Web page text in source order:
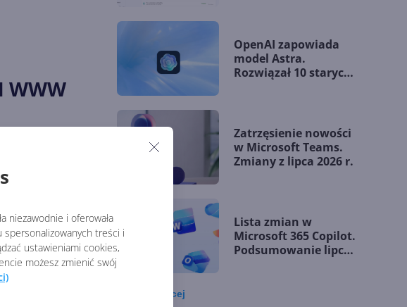
niezawodnie i oferowała
spersonalizowanych treści i
ustawieniami cookies,
możesz zmienić swój
WWW
w Drupalu
OpenAI zapowiada
model Astra.
Rozwiązał 10 starych
Zatrzęsienie nowości
w Microsoft Teams.
Zmiany z lipca 2026 r.
Lista zmian w
Microsoft 365 Copilot.
Podsumowanie lipca
więcej